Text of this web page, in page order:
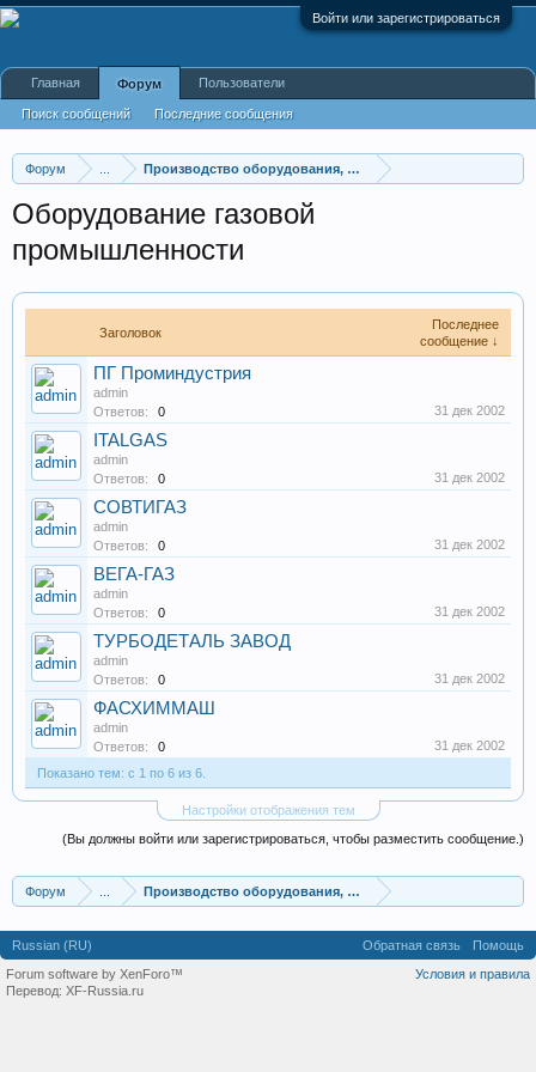
Войти или зарегистрироваться
Форум Производство оборудования, оборудование для произв
Оборудование газовой
промышленности
Заголовок
Последнее
сообщение ↓
ПГ Проминдустрия
admin
Ответов:
0 31 дек 2002
ITALGAS
admin
Ответов:
0 31 дек 2002
СОВТИГАЗ
admin
Ответов:
0 31 дек 2002
ВЕГА-ГАЗ
admin
Ответов:
0 31 дек 2002
ТУРБОДЕТАЛЬ ЗАВОД
admin
Ответов:
0 31 дек 2002
ФАСХИММАШ
admin
Ответов:
0
31 дек 2002
Показано тем: с 1 по 6 из 6.
Настройки отображения тем
(Вы должны войти или зарегистрироваться, чтобы разместить сообщение.)
Форум Производство оборудования, оборудование для произв
Главная Форум
Поиск сообщений Последние сообщения
Пользователи
Russian (RU) Обратная связь
Помощь
Условия и правила
Forum software by XenForo™
Перевод: XF-Russia.ru